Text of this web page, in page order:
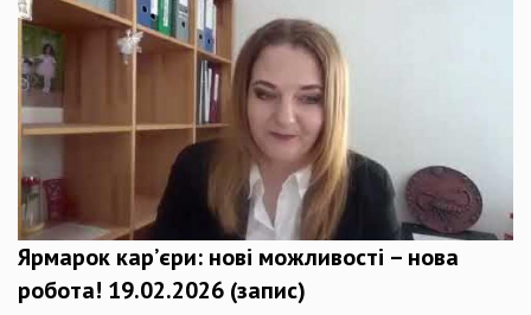
Ярмарок кар’єри: нові можливості – нова
робота! 19.02.2026 (запис)